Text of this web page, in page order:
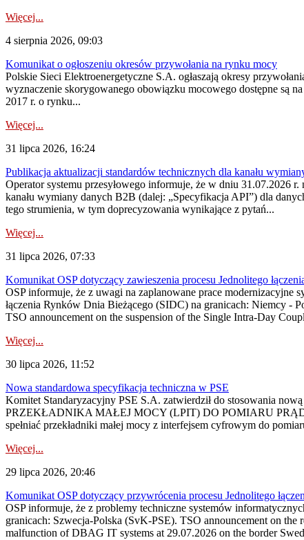
Więcej...
4 sierpnia 2026, 09:03
Komunikat o ogłoszeniu okresów przywołania na rynku mocy
Polskie Sieci Elektroenergetyczne S.A. ogłaszają okresy
wyznaczenie skorygowanego obowiązku mocowego dostępne są
2017 r. o rynku...
Więcej...
31 lipca 2026, 16:24
Publikacja aktualizacji standardów technicznych dla kanału
Operator systemu przesyłowego informuje, że w dniu 31.07.2026
kanału wymiany danych B2B (dalej: „Specyfikacja API”) dla
tego strumienia, w tym doprecyzowania wynikające z pytań...
Więcej...
31 lipca 2026, 07:33
Komunikat OSP dotyczący zawieszenia procesu Jednolitego
OSP informuje, że z uwagi na zaplanowane prace
łączenia Rynków Dnia Bieżącego (SIDC) na granicach: Niemcy -
TSO announcement on the suspension of the Single Intra-Day
Więcej...
30 lipca 2026, 11:52
Nowa standardowa specyfikacja techniczna w PSE
Komitet Standaryzacyjny PSE S.A. zatwierdził do stosowania
PRZEKŁADNIKA MAŁEJ MOCY (LPIT) DO POMIARU
spełniać przekładniki małej mocy z interfejsem cyfrowym do
Więcej...
29 lipca 2026, 20:46
Komunikat OSP dotyczący przywrócenia procesu Jednolitego
OSP informuje, że z problemy techniczne systemów
granicach: Szwecja-Polska (SvK-PSE). TSO announcement on
malfunction of DBAG IT systems at 29.07.2026 on the border